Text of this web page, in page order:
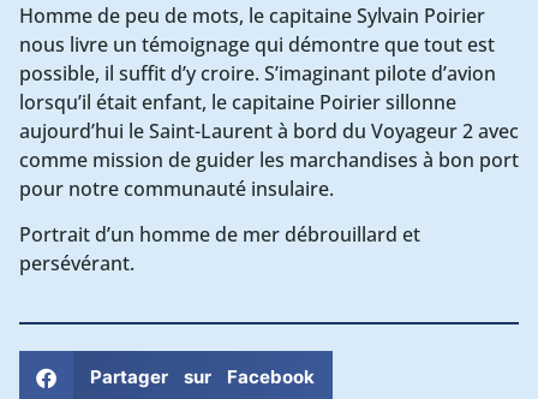
Homme de peu de mots, le capitaine Sylvain Poirier
nous livre un témoignage qui démontre que tout est
possible, il suffit d’y croire. S’imaginant pilote d’avion
lorsqu’il était enfant, le capitaine Poirier sillonne
aujourd’hui le Saint-Laurent à bord du Voyageur 2 avec
comme mission de guider les marchandises à bon port
pour notre communauté insulaire.
Portrait d’un homme de mer débrouillard et
persévérant.
Partager sur Facebook